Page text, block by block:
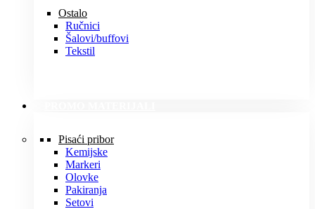
Ostalo
Ručnici
Šalovi/buffovi
Tekstil
Pisaći pribor
Kemijske
Markeri
Olovke
Pakiranja
Setovi